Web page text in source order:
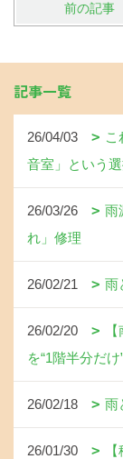
前の記事
記事一覧
26/04/03
音室」という
26/03/26
雨
れ」修理
26/02/21 雨
26/02/20
を“1階半分だ
26/02/18 雨
26/01/30